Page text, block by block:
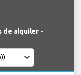
de alquiler -